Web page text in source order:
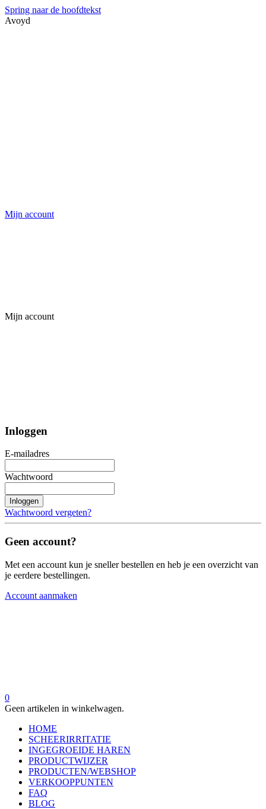
Spring naar de hoofdtekst
Avoyd
Mijn account
Mijn account
Inloggen
E-mailadres
Wachtwoord
Inloggen
Wachtwoord vergeten?
Geen account?
Met een account kun je sneller bestellen en heb je een overzicht van
je eerdere bestellingen.
Account aanmaken
0
Geen artikelen in winkelwagen.
HOME
SCHEERIRRITATIE
INGEGROEIDE HAREN
PRODUCTWIJZER
PRODUCTEN/WEBSHOP
VERKOOPPUNTEN
FAQ
BLOG